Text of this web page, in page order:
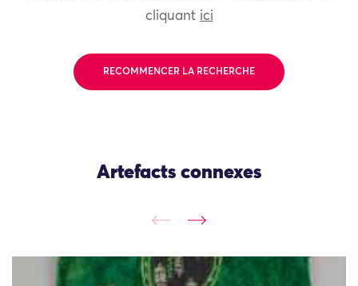
cliquant ici
RECOMMENCER LA RECHERCHE
Artefacts connexes